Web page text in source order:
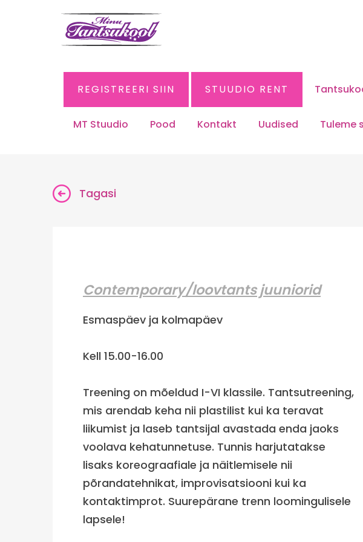
REGISTREERI SIIN STUUDIO RENT
MT Stuudio Pood Kontakt Uudised Tuleme
Tagasi
Contemporary/loovtants juuniorid
Esmaspäev ja kolmapäev
Kell 15.00-16.00
Treening on mõeldud I-VI klassile. Tantsutreening,
mis arendab keha nii plastilist kui ka teravat
liikumist ja laseb tantsijal avastada enda jaoks
voolava kehatunnetuse. Tunnis harjutatakse
lisaks koreograafiale ja näitlemisele nii
põrandatehnikat, improvisatsiooni kui ka
kontaktimprot. Suurepärane trenn loomingulisele
lapsele!